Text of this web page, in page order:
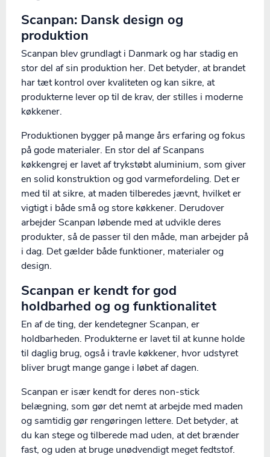
Scanpan: Dansk design og
produktion
Scanpan blev grundlagt i Danmark og har stadig en
stor del af sin produktion her. Det betyder, at brandet
har tæt kontrol over kvaliteten og kan sikre, at
produkterne lever op til de krav, der stilles i moderne
køkkener.
Produktionen bygger på mange års erfaring og fokus
på gode materialer. En stor del af Scanpans
køkkengrej er lavet af trykstøbt aluminium, som giver
en solid konstruktion og god varmefordeling. Det er
med til at sikre, at maden tilberedes jævnt, hvilket er
vigtigt i både små og store køkkener. Derudover
arbejder Scanpan løbende med at udvikle deres
produkter, så de passer til den måde, man arbejder på
i dag. Det gælder både funktioner, materialer og
design.
Scanpan er kendt for god
holdbarhed og og funktionalitet
En af de ting, der kendetegner Scanpan, er
holdbarheden. Produkterne er lavet til at kunne holde
til daglig brug, også i travle køkkener, hvor udstyret
bliver brugt mange gange i løbet af dagen.
Scanpan er især kendt for deres non-stick
belægning, som gør det nemt at arbejde med maden
og samtidig gør rengøringen lettere. Det betyder, at
du kan stege og tilberede mad uden, at det brænder
fast, og uden at bruge unødvendigt meget fedtstof.